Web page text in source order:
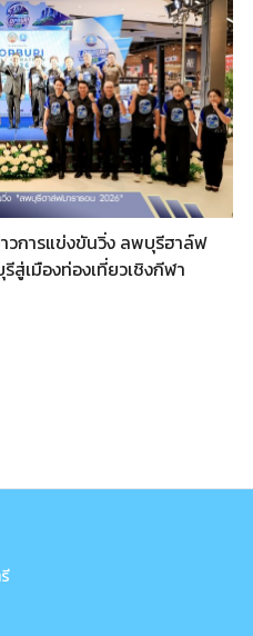
การแข่งขันวิ่ง ลพบุรีฮาล์ฟ
เมืองท่องเที่ยวเชิงกีฬา